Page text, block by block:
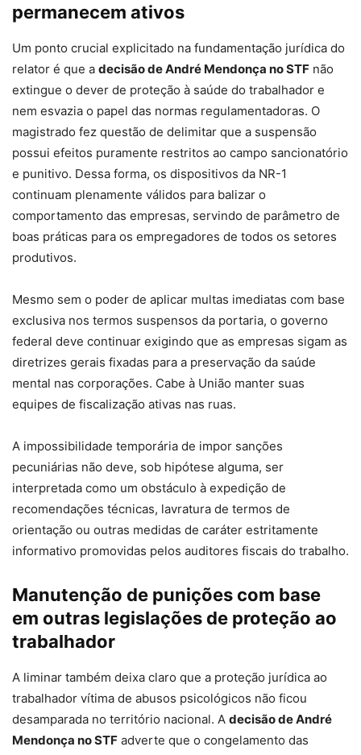
permanecem ativos
Um ponto crucial explicitado na fundamentação jurídica do
relator é que a decisão de André Mendonça no STF não
extingue o dever de proteção à saúde do trabalhador e
nem esvazia o papel das normas regulamentadoras. O
magistrado fez questão de delimitar que a suspensão
possui efeitos puramente restritos ao campo sancionatório
e punitivo. Dessa forma, os dispositivos da NR-1
continuam plenamente válidos para balizar o
comportamento das empresas, servindo de parâmetro de
boas práticas para os empregadores de todos os setores
produtivos.
Mesmo sem o poder de aplicar multas imediatas com base
exclusiva nos termos suspensos da portaria, o governo
federal deve continuar exigindo que as empresas sigam as
diretrizes gerais fixadas para a preservação da saúde
mental nas corporações. Cabe à União manter suas
equipes de fiscalização ativas nas ruas.
A impossibilidade temporária de impor sanções
pecuniárias não deve, sob hipótese alguma, ser
interpretada como um obstáculo à expedição de
recomendações técnicas, lavratura de termos de
orientação ou outras medidas de caráter estritamente
informativo promovidas pelos auditores fiscais do trabalho.
Manutenção de punições com base
em outras legislações de proteção ao
trabalhador
A liminar também deixa claro que a proteção jurídica ao
trabalhador vítima de abusos psicológicos não ficou
desamparada no território nacional. A decisão de André
Mendonça no STF adverte que o congelamento das